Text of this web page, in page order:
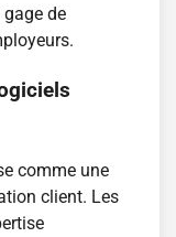
gage de
comme une
client. Les